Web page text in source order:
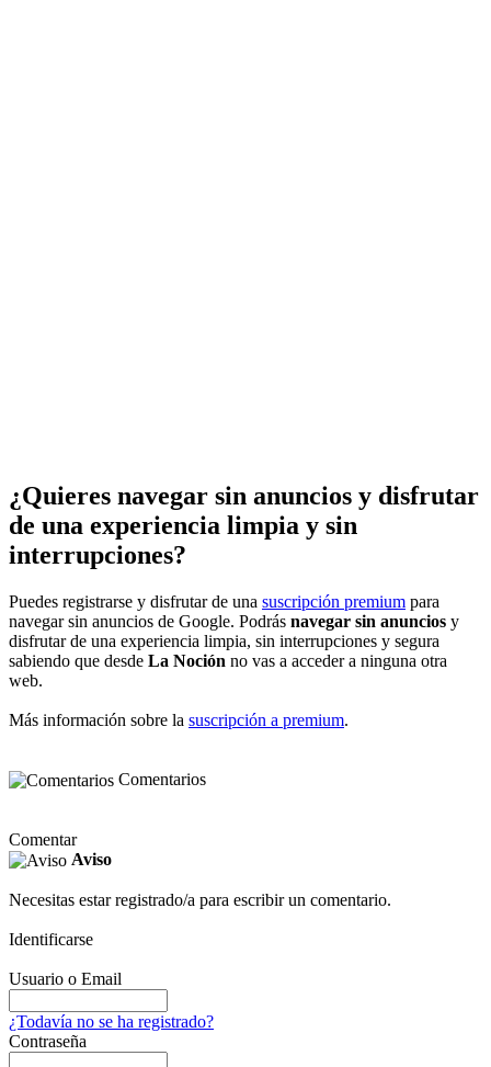
¿Quieres navegar sin anuncios y disfrutar
de una experiencia limpia y sin
interrupciones?
Puedes registrarse y disfrutar de una suscripción premium para
navegar sin anuncios de Google. Podrás navegar sin anuncios y
disfrutar de una experiencia limpia, sin interrupciones y segura
sabiendo que desde La Noción no vas a acceder a ninguna otra
web.
Más información sobre la suscripción a premium.
Comentarios
Comentar
Aviso
Necesitas estar registrado/a para escribir un comentario.
Identificarse
Usuario o Email
¿Todavía no se ha registrado?
Contraseña